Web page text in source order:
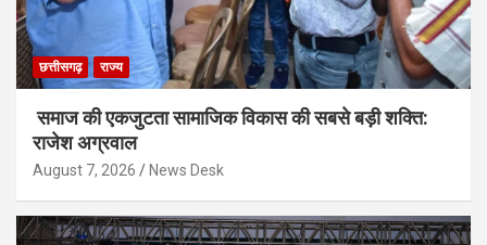
छत्तीसगढ़ राज्य
समाज की एकजुटता सामाजिक विकास की सबसे बड़ी शक्ति:
राजेश अग्रवाल
August 7, 2026 News Desk